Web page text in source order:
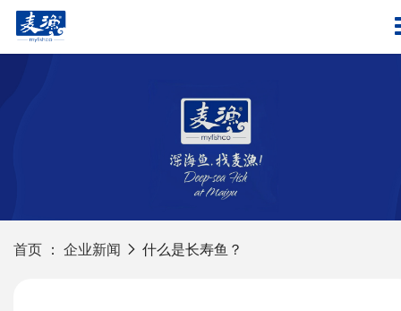
首页 ： 企业新闻 什么是长寿鱼？